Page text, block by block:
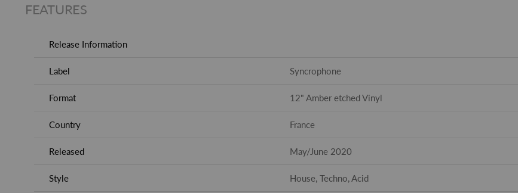
FEATURES
Release Information
Label Syncrophone
Format 12" Amber etched Vinyl
Country France
Released May/June 2020
Style House, Techno, Acid